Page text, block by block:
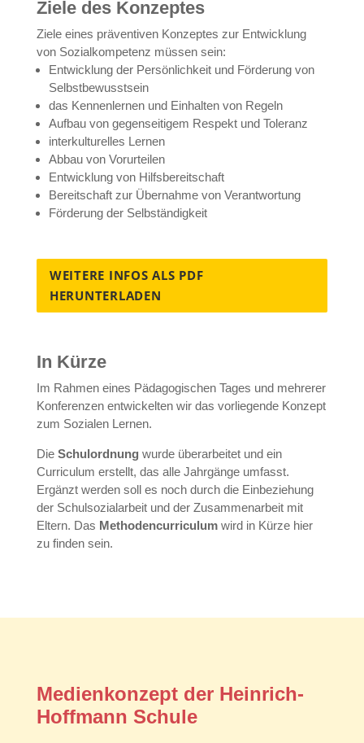
Ziele des Konzeptes
Ziele eines präventiven Konzeptes zur Entwicklung
von Sozialkompetenz müssen sein:
Entwicklung der Persönlichkeit und Förderung von
Selbstbewusstsein
das Kennenlernen und Einhalten von Regeln
Aufbau von gegenseitigem Respekt und Toleranz
interkulturelles Lernen
Abbau von Vorurteilen
Entwicklung von Hilfsbereitschaft
Bereitschaft zur Übernahme von Verantwortung
Förderung der Selbständigkeit
WEITERE INFOS ALS PDF
HERUNTERLADEN
In Kürze
Im Rahmen eines Pädagogischen Tages und mehrerer
Konferenzen entwickelten wir das vorliegende Konzept
zum Sozialen Lernen.
Die Schulordnung wurde überarbeitet und ein
Curriculum erstellt, das alle Jahrgänge umfasst.
Ergänzt werden soll es noch durch die Einbeziehung
der Schulsozialarbeit und der Zusammenarbeit mit
Eltern. Das Methodencurriculumwird in Kürze hier
zu finden sein.
Medienkonzept der Heinrich-
Hoffmann Schule